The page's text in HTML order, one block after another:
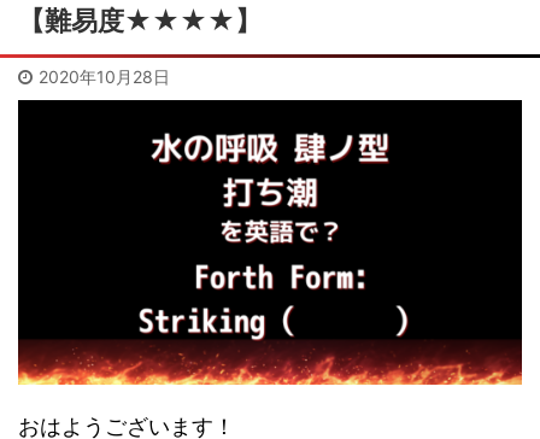
【難易度★★★★】
2020年10月28日
おはようございます！